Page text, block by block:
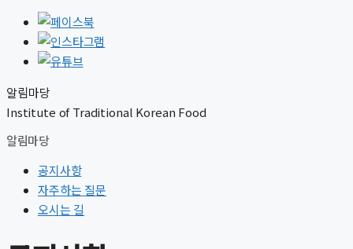
알림마당
Institute of Traditional Korean Food
알림마당
공지사항
자주하는 질문
오시는 길